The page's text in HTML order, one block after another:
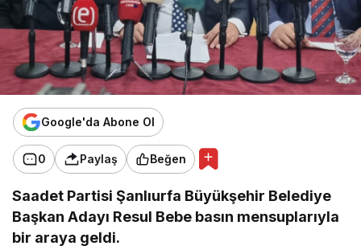
Google'da Abone Ol
0 Paylaş Beğen
Saadet Partisi Şanlıurfa Büyükşehir Belediye
Başkan Adayı Resul Bebe basın mensuplarıyla
bir araya geldi.